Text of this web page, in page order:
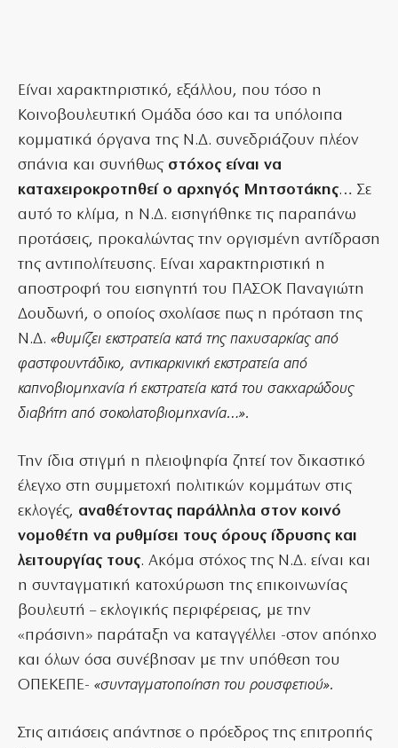
Είναι χαρακτηριστικό, εξάλλου, που τόσο η
Κοινοβουλευτική Ομάδα όσο και τα υπόλοιπα
κομματικά όργανα της Ν.Δ. συνεδριάζουν πλέον
σπάνια και συνήθως στόχος είναι να
καταχειροκροτηθεί ο αρχηγός Μητσοτάκης… Σε
αυτό το κλίμα, η Ν.Δ. εισηγήθηκε τις παραπάνω
προτάσεις, προκαλώντας την οργισμένη αντίδραση
της αντιπολίτευσης. Είναι χαρακτηριστική η
αποστροφή του εισηγητή του ΠΑΣΟΚ Παναγιώτη
Δουδωνή, ο οποίος σχολίασε πως η πρόταση της
Ν.Δ. «θυμίζει εκστρατεία κατά της παχυσαρκίας από
φαστφουντάδικο, αντικαρκινική εκστρατεία από
καπνοβιομηχανία ή εκστρατεία κατά του σακχαρώδους
διαβήτη από σοκολατοβιομηχανία…».
Την ίδια στιγμή η πλειοψηφία ζητεί τον δικαστικό
έλεγχο στη συμμετοχή πολιτικών κομμάτων στις
εκλογές, αναθέτοντας παράλληλα στον κοινό
νομοθέτη να ρυθμίσει τους όρους ίδρυσης και
λειτουργίας τους. Ακόμα στόχος της Ν.Δ. είναι και
η συνταγματική κατοχύρωση της επικοινωνίας
βουλευτή – εκλογικής περιφέρειας, με την
«πράσινη» παράταξη να καταγγέλλει -στον απόηχο
και όλων όσα συνέβησαν με την υπόθεση του
ΟΠΕΚΕΠΕ- «συνταγματοποίηση του ρουσφετιού».
Στις αιτιάσεις απάντησε ο πρόεδρος της επιτροπής